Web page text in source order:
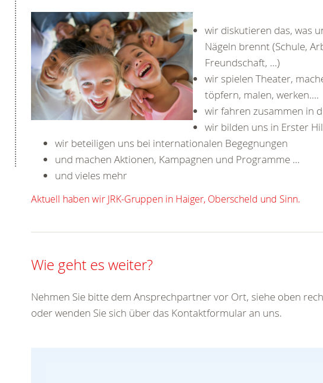
wir diskutieren das, was
Nägeln brennt (Schule,
Freundschaft, ...)
wir spielen Theater,
töpfern, malen, werken....
wir fahren zusammen in
wir bilden uns in Erster
wir beteiligen uns bei internationalen Begegnungen
und machen Aktionen, Kampagnen und Programme ...
und vieles mehr
Aktuell haben wir JRK-Gruppen in Haiger, Oberscheld und Sinn.
Wie geht es weiter?
Nehmen Sie bitte dem Ansprechpartner vor Ort, siehe oben
oder wenden Sie sich über das Kontaktformular an uns.